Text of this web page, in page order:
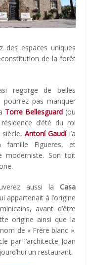
des espaces uniques
de la forêt
regorge de belles
pas manquer
Torre Bellesguard(ou
d’été du roi
siècle,Antoní Gaudíl’a
Figueres, et
moderniste. Son toit
aussi la Casa
appartenait à l’origine
avant d’être
origine ainsi que la
de « Frère blanc ».
par l’architecte Joan
un restaurant.